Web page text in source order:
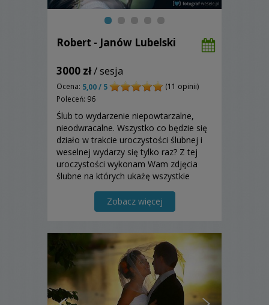
Robert - Janów Lubelski
3000 zł/ sesja
Ocena: 5,00 / 5
(11 opinii)
Poleceń: 96
Ślub to wydarzenie niepowtarzalne,
nieodwracalne. Wszystko co będzie się
działo w trakcie uroczystości ślubnej i
weselnej wydarzy się tylko raz? Z tej
uroczystości wykonam Wam zdjęcia
ślubne na których ukażę wszystkie
i Wasze szczęście, radość, miłość...
Zobacz więcej